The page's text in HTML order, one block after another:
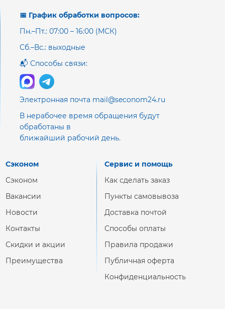
📅 График обработки вопросов:
Пн.–Пт.: 07:00 – 16:00 (МСК)
Сб.–Вс.: выходные
📬 Способы связи:
Электронная почта mail@seconom24.ru
В нерабочее время обращения будут
обработаны в
ближайший рабочий день.
Сэконом
Сэконом
Вакансии
Новости
Контакты
Скидки и акции
Преимущества
Сервис и помощь
Как сделать заказ
Пункты самовывоза
Доставка почтой
Способы оплаты
Правила продажи
Публичная оферта
Конфиденциальность